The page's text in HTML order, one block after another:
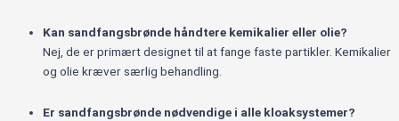
Kan sandfangsbrønde håndtere kemikalier eller olie?
Nej, de er primært designet til at fange faste partikler. Kemikalier
og olie kræver særlig behandling.
Er sandfangsbrønde nødvendige i alle kloaksystemer?